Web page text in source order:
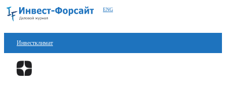
ENG
Инвестклимат
Финансы